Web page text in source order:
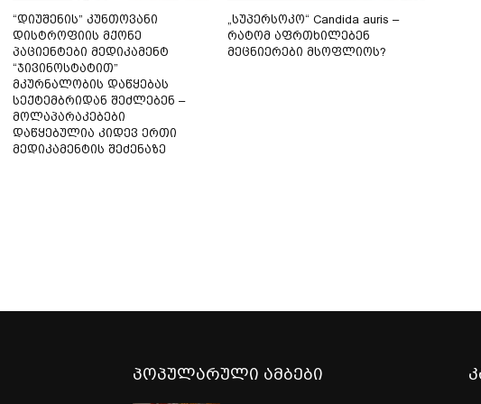
“დიუშენის” კუნთოვანი
დისტროფიის მქონე
პაციენტები მედიკამენტ
“ჯივინოსტატით”
მკურნალობის დაწყებას
სექტემბრიდან შეძლებენ –
მოლაპარაკებები
დაწყებულია კიდევ ერთი
მედიკამენტის შეძენაზე
„სუპერსოკო“ Candida auris –
რატომ აფრთხილებენ
მეცნიერები მსოფლიოს?
პოპულარული ამბები